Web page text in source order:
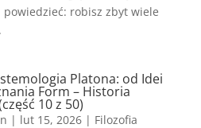
powiedzieć: robisz zbyt wiele
Platona: od Idei
Form – Historia
10 z 50)
| lut 15, 2026| Filozofia